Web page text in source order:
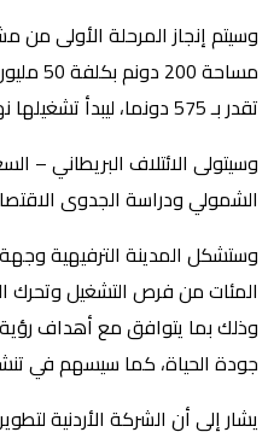
وسيتم إنجاز المرحلة الأولى من
مساحة
تقدر بـ 575 دونما، ليبدأ تشغيلها نهاية عام 2028.
وسيتولى الائتلاف البريطاني –
الشمولي ودراسة الجدوى
وستشكل المدينة الترفيهية
المئات من فرص التشغيل وتحرك
وذلك بما يتوافق مع أهداف
جودة الحياة، كما سيسهم في
يشار إلى أن الشركة الأردنية